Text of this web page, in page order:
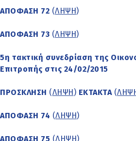
ΑΠΟΦΑΣΗ 72 (ΛΗΨΗ )
ΑΠΟΦΑΣΗ 73 (ΛΗΨΗ )
5η τακτική συνεδρίαση της
Επιτροπής στις 24/02/2015
ΠΡΟΣΚΛΗΣΗ (ΛΗΨΗ ) ΕΚΤΑΚΤΑ (
ΑΠΟΦΑΣΗ 74 (ΛΗΨΗ )
ΑΠΟΦΑΣΗ 75 (ΛΗΨΗ )